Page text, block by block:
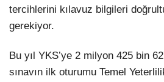
tercihlerini kılavuz bilgileri
gerekiyor.
Bu yıl YKS’ye 2 milyon 425 bin
sınavın ilk oturumu Temel